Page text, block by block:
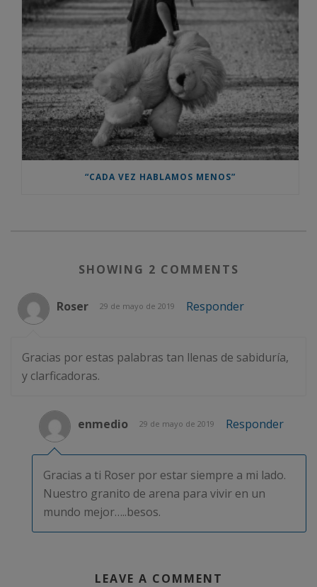
“CADA VEZ HABLAMOS MENOS”
SHOWING 2 COMMENTS
Roser 29 de mayo de 2019 Responder
Gracias por estas palabras tan llenas de sabiduría,
y clarficadoras.
enmedio 29 de mayo de 2019 Responder
Gracias a ti Roser por estar siempre a mi lado.
Nuestro granito de arena para vivir en un
mundo mejor…..besos.
LEAVE A COMMENT